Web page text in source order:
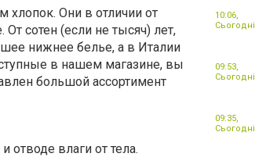
хлопок. Они в отличии от
сотен (если не тысяч) лет,
нижнее белье, а в Италии
в нашем магазине, вы
большой ассортимент
отводе влаги от тела.
10:06,
Сьогодні
09:53,
Сьогодні
09:35,
Сьогодні